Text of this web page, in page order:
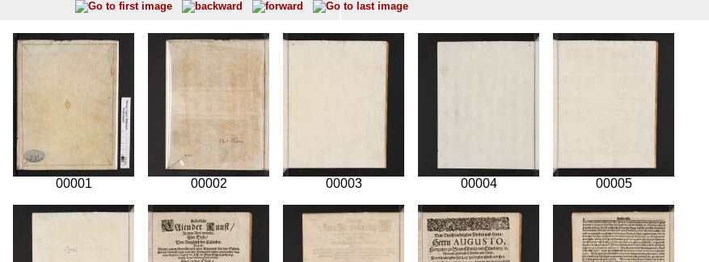
00001 00002 00003 00004 00005